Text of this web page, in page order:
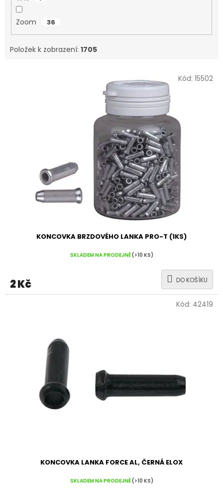
Zoom 36
Položek k zobrazení: 1705
KONCOVKA BRZDOVÉHO LANKA PRO-T (1KS)
SKLADEM NA PRODEJNĚ(>10 KS)
2 Kč DO KOŠÍKU
Kód: 15502
KONCOVKA LANKA FORCE AL, ČERNÁ ELOX
SKLADEM NA PRODEJNĚ(>10 KS)
Kód: 42419